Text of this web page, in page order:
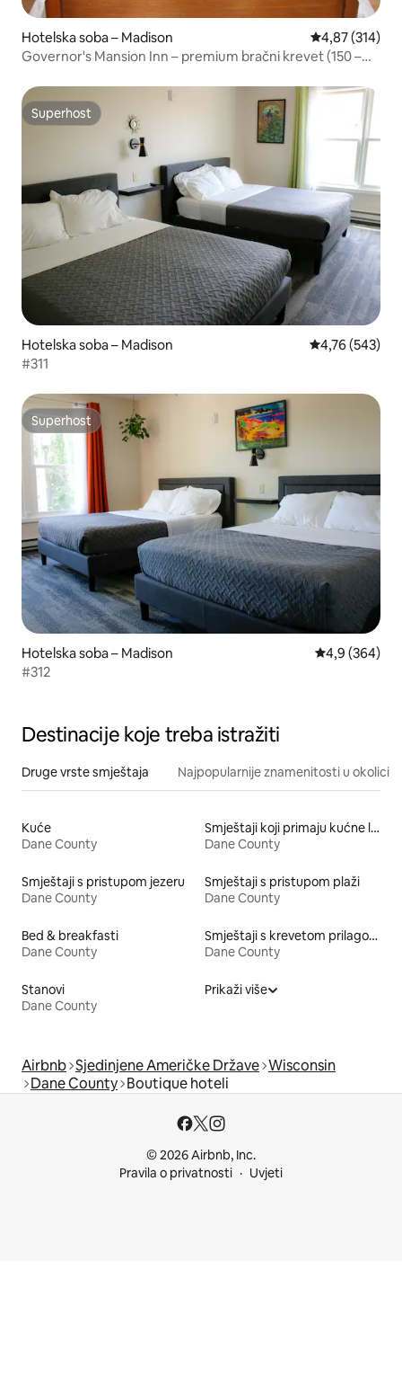
Hotelska soba – Madison Prosječna
4,87 (314)
Governor's Mansion Inn – premium bračni krevet (150 –
Superhost
Superhost
Hotelska soba – Madison Prosječna
4,76 (543)
#311
Superhost
Superhost
Hotelska soba – Madison Prosječna
4,9 (364)
#312
Destinacije koje treba istražiti
Druge vrste smještaja Najpopularnije znamenitosti u okolici
Kuće
Dane County
Smještaji koji primaju kućne ljubimce
Dane County
Smještaji s pristupom jezeru
Dane County
Smještaji s pristupom plaži
Dane County
Bed & breakfasti
Dane County
Smještaji s krevetom prilagođene visine
Dane County
Stanovi
Dane County
Prikaži više
Airbnb Sjedinjene Američke Države Wisconsin
Dane County Boutique hoteli
© 2026 Airbnb, Inc.
Pravila o privatnosti
Uvjeti